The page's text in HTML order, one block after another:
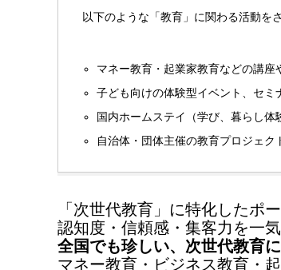
以下のような「教育」に関わる活動を
マネー教育・起業家教育などの講座
子ども向けの体験型イベント、セミ
国内ホームステイ（学び、暮らし体
自治体・団体主催の教育プロジェク
「次世代教育」に特化したポ
認知度・信頼感・集客力を一気
全国でも珍しい、次世代教育
マネー教育・ビジネス教育・